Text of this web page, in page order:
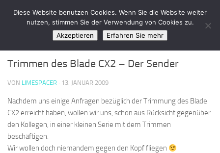
Zum Inhalt springen
LimeSpace - IT
PRIVATLEBEN
Trimmen des Blade CX2 – Der Sender
VON LIMESPACER · 13. JANUAR 2009
Nachdem uns einige Anfragen bezüglich der Trimmung des Blade
CX2 erreicht haben, wollen wir uns, schon aus Rücksicht gegenüber
den Kollegen, in einer kleinen Serie mit dem Trimmen
beschäftigen.
Wir wollen doch niemandem gegen den Kopf fliegen
Diese Website benutzen Cookies. Wenn Sie die Website weiter
nutzen, stimmen Sie der Verwendung von Cookies zu.
Akzeptieren
Erfahren Sie mehr